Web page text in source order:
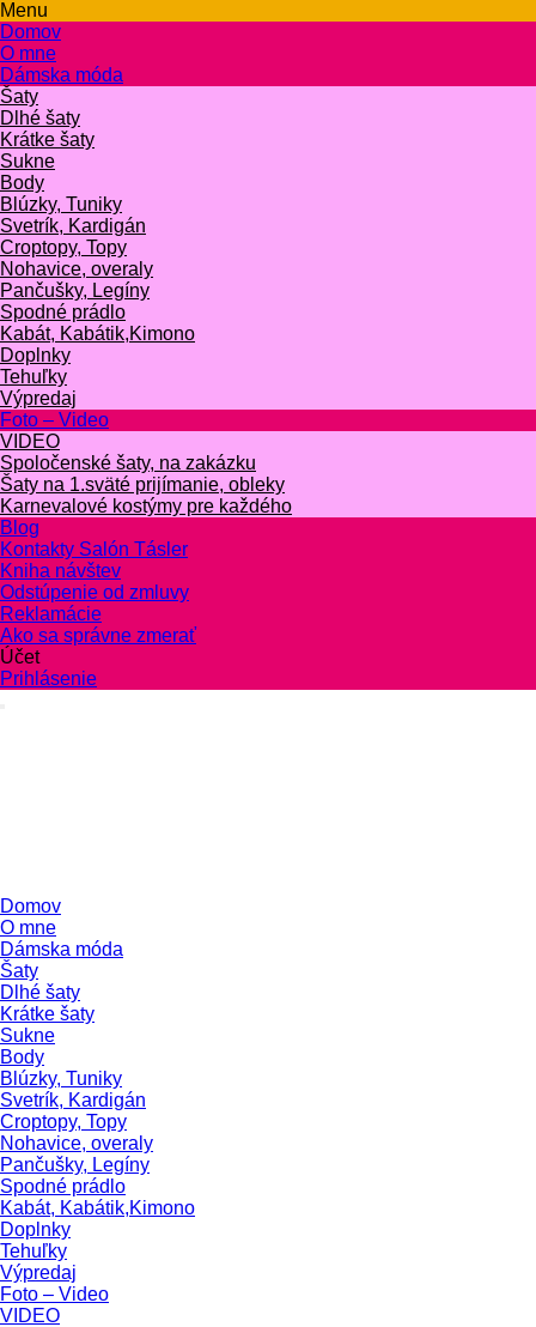
Menu
Domov
O mne
Dámska móda
Šaty
Dlhé šaty
Krátke šaty
Sukne
Body
Blúzky, Tuniky
Svetrík, Kardigán
Croptopy, Topy
Nohavice, overaly
Pančušky, Legíny
Spodné prádlo
Kabát, Kabátik,Kimono
Doplnky
Tehuľky
Výpredaj
Foto – Video
VIDEO
Spoločenské šaty, na zakázku
Šaty na 1.sväté prijímanie, obleky
Karnevalové kostýmy pre každého
Blog
Kontakty Salón Tásler
Kniha návštev
Odstúpenie od zmluvy
Reklamácie
Ako sa správne zmerať
Účet
Prihlásenie
Domov
O mne
Dámska móda
Šaty
Dlhé šaty
Krátke šaty
Sukne
Body
Blúzky, Tuniky
Svetrík, Kardigán
Croptopy, Topy
Nohavice, overaly
Pančušky, Legíny
Spodné prádlo
Kabát, Kabátik,Kimono
Doplnky
Tehuľky
Výpredaj
Foto – Video
VIDEO